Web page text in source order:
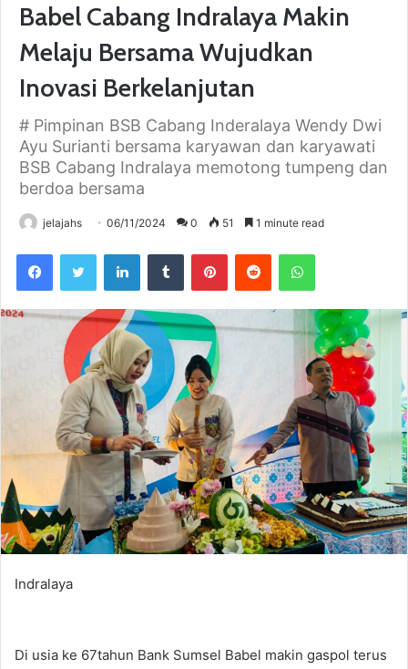
Babel Cabang Indralaya Makin
Melaju Bersama Wujudkan
Inovasi Berkelanjutan
# Pimpinan BSB Cabang Inderalaya Wendy Dwi
Ayu Surianti bersama karyawan dan karyawati
BSB Cabang Indralaya memotong tumpeng dan
berdoa bersama
jelajahs 06/11/2024 0 51 1 minute read
Indralaya
Di usia ke 67tahun Bank Sumsel Babel makin gaspol terus